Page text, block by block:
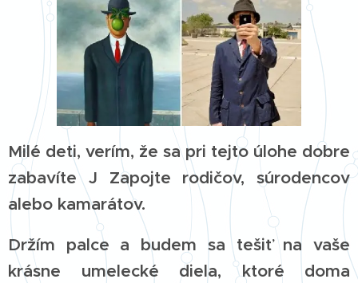
Milé deti, verím, že sa pri tejto úlohe dobre
zabavíte J Zapojte rodičov, súrodencov
alebo kamarátov.
Držím palce a budem sa tešiť na vaše
krásne umelecké diela, ktoré doma